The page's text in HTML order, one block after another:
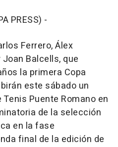
PRESS) -
Ferrero, Álex
Balcells, que
la primera Copa
este sábado un
Puente Romano en
de la selección
en la fase
final de la edición de